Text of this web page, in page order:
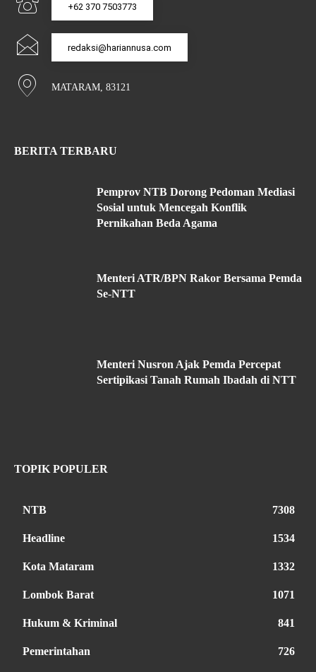
+62 370 7503773
redaksi@hariannusa.com
MATARAM, 83121
BERITA TERBARU
Pemprov NTB Dorong Pedoman Mediasi
Sosial untuk Mencegah Konflik
Pernikahan Beda Agama
Menteri ATR/BPN Rakor Bersama Pemda
Se-NTT
Menteri Nusron Ajak Pemda Percepat
Sertipikasi Tanah Rumah Ibadah di NTT
TOPIK POPULER
NTB 7308
Headline 1534
Kota Mataram 1332
Lombok Barat 1071
Hukum & Kriminal 841
Pemerintahan 726